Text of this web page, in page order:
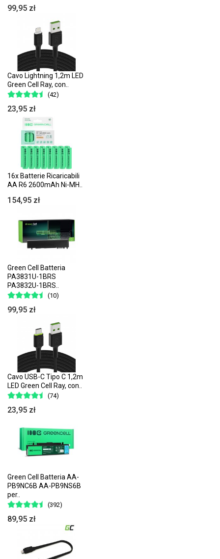
99,95 zł
Cavo Lightning 1,2m LED
Green Cell Ray, con..
(42)
23,95 zł
16x Batterie Ricaricabili
AA R6 2600mAh Ni-MH..
154,95 zł
Green Cell Batteria
PA3831U-1BRS
PA3832U-1BRS..
(10)
99,95 zł
Cavo USB-C Tipo C 1,2m
LED Green Cell Ray, con..
(74)
23,95 zł
Green Cell Batteria AA-
PB9NC6B AA-PB9NS6B
per..
(392)
89,95 zł